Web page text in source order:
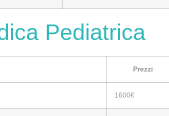
Pediatrica
Prezzi
1600€